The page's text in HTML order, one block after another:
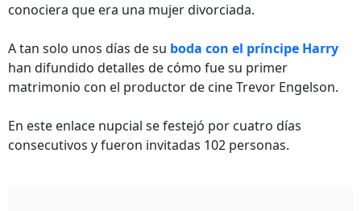
conociera que era una mujer divorciada.
A tan solo unos días de su boda con el príncipe Harry
han difundido detalles de cómo fue su primer
matrimonio con el productor de cine Trevor Engelson.
En este enlace nupcial se festejó por cuatro días
consecutivos y fueron invitadas 102 personas.